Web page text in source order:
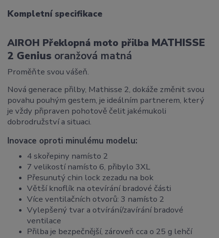
Kompletní specifikace
AIROH Překlopná moto přilba MATHISSE
2 Genius oranžová matná
Proměňte svou vášeň.
Nová generace přilby, Mathisse 2, dokáže změnit svou
povahu pouhým gestem, je ideálním partnerem, který
je vždy připraven pohotově čelit jakémukoli
dobrodružství a situaci.
Inovace oproti minulému modelu:
4 skořepiny namísto 2
7 velikostí namísto 6, přibylo 3XL
Přesunutý chin lock zezadu na bok
Větší knoflík na otevírání bradové části
Více ventilačních otvorů: 3 namísto 2
Vylepšený tvar a otvírání/zavírání bradové
ventilace
Přilba je bezpečnější, zároveň cca o 25 g lehčí